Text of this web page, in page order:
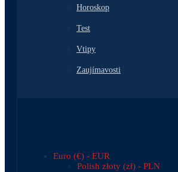
Horoskop
Test
Vtipy
Zaujímavosti
Euro (€) - EUR
Polish złoty (zł) - PLN